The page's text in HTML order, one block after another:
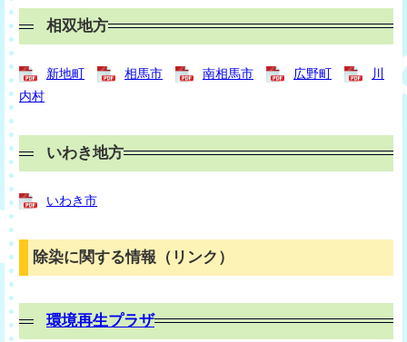
相双地方
新地町 相馬市 南相馬市 広野町
川
内村
いわき地方
いわき市
除染に関する情報（リンク）
環境再生プラザ